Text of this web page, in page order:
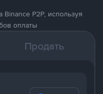
Binance P2P, используя
оплаты
Продать